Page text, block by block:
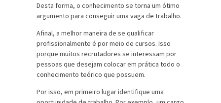
Desta forma, o conhecimento se torna um ótimo
argumento para conseguir uma vaga de trabalho.
Afinal, a melhor maneira de se qualificar
profissionalmente é por meio de cursos. Isso
porque muitos recrutadores se interessam por
pessoas que desejam colocar em prática todo o
conhecimento teórico que possuem.
Por isso, em primeiro lugar identifique uma